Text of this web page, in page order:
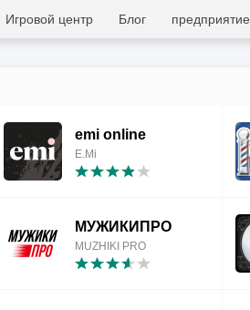
предприятие
Блог
Игровой центр
emi online
E.Mi
МУЖИКИПРО
MUZHIKI PRO